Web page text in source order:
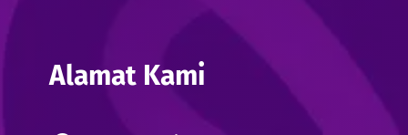
Alamat Kami